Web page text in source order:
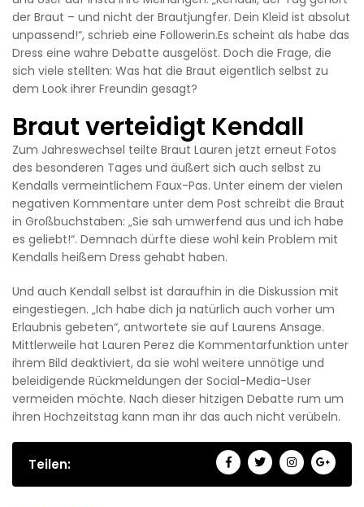
der Braut – und nicht der Brautjungfer. Dein Kleid ist absolut
unpassend!“, schrieb eine Followerin.Es scheint als habe das
Dress eine wahre Debatte ausgelöst. Doch die Frage, die
sich viele stellten: Was hat die Braut eigentlich selbst zu
dem Look ihrer Freundin gesagt?
Braut verteidigt Kendall
Zum Jahreswechsel teilte Braut Lauren jetzt erneut Fotos
des besonderen Tages und äußert sich auch selbst zu
Kendalls vermeintlichem Faux-Pas. Unter einem der vielen
negativen Kommentare unter dem Post schreibt die Braut
in Großbuchstaben: „Sie sah umwerfend aus und ich habe
es geliebt!“. Demnach dürfte diese wohl kein Problem mit
Kendalls heißem Dress gehabt haben.
Und auch Kendall selbst ist daraufhin in die Diskussion mit
eingestiegen. „Ich habe dich ja natürlich auch vorher um
Erlaubnis gebeten“, antwortete sie auf Laurens Ansage.
Mittlerweile hat Lauren Perez die Kommentarfunktion unter
ihrem Bild deaktiviert, da sie wohl weitere unnötige und
beleidigende Rückmeldungen der Social-Media-User
vermeiden möchte. Nach dieser hitzigen Debatte rum um
ihren Hochzeitstag kann man ihr das auch nicht verübeln.
Teilen: